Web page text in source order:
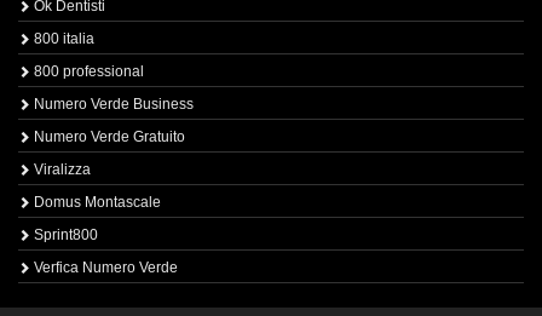
Ok Dentisti
800 italia
800 professional
Numero Verde Business
Numero Verde Gratuito
Viralizza
Domus Montascale
Sprint800
Verfica Numero Verde